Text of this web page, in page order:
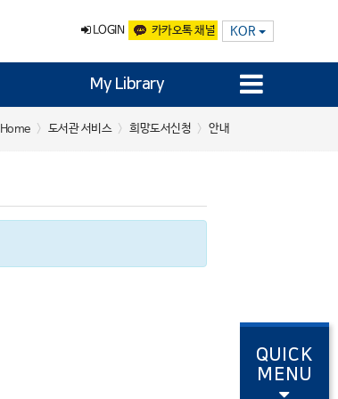
LOGIN 카카오톡 채널 KOR
My Library
Home 도서관 서비스 희망도서신청 안내
QUICK
MENU